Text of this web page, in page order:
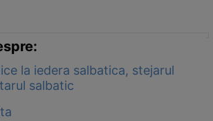
la iedera salbatica, stejarul
salbatic